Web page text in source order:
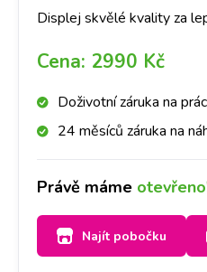
Displej skvělé kvality za
Cena: 2990 Kč
Doživotní záruka na
24 měsíců záruka na
Právě máme
Najít pobočku